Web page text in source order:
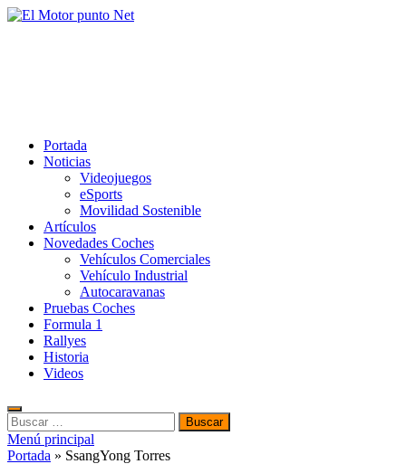
Saltar
Portada
Noticias
Videojuegos
eSports
Movilidad Sostenible
Artículos
Novedades Coches
Vehículos Comerciales
Vehículo Industrial
Autocaravanas
Pruebas Coches
Formula 1
Rallyes
Historia
Videos
Buscar:
Menú principal
Portada » SsangYong Torres